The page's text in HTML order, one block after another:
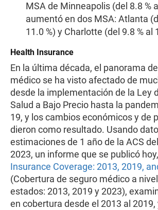
MSA de Minneapolis (del 8.8 %
aumentó en dos MSA: Atlanta
11.0 %) y Charlotte (del 9.8 % al
Health Insurance
En la última década, el panorama
médico se ha visto afectado de
desde la implementación de la Ley
Salud a Bajo Precio hasta la
19, y los cambios económicos y de
dieron como resultado. Usando
estimaciones de 1 año de la ACS
2023, un informe que se publicó
Insurance Coverage: 2013, 2019,
(Cobertura de seguro médico a
estados: 2013, 2019 y 2023),
en cobertura desde el 2013 al 2019,